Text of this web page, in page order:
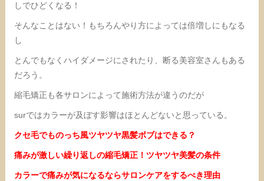
しでひどくなる！
そんなことはない！もちろんやり方によっては倍増しにもなる
し
とんでもなくハイダメージにされたり、断る美容室さんもある
だろう。
縮毛矯正も各サロンによって施術方法が違うのだが
surではカラーが及ぼす影響はほとんどないと思っている。
クセ毛でものっち風ツヤツヤ黒髪ボブはできる？
痛みが激しい繰り返しの縮毛矯正！ツヤツヤ美髪の条件
カラーで痛みが気になるならサロンケアをするべき理由